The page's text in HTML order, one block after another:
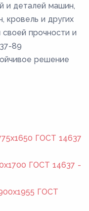
и деталей машин,
кровель и других
прочности и
89
решение
ГОСТ 14637
ГОСТ 14637 -
ГОСТ